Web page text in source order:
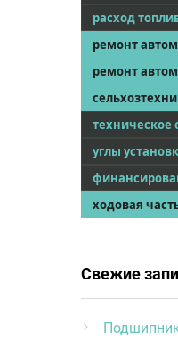
расход
ремонт
ремонт
техническое
углы
ходовая
Свежие